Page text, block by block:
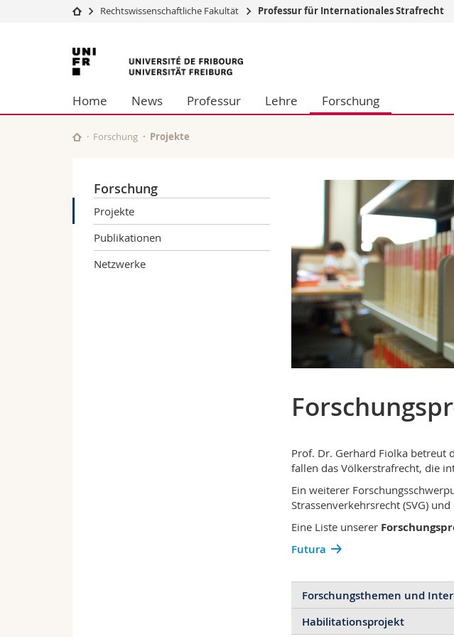
Universität
Studium
Forschung
Universität
Weiterbildung
Wirtschafts- und Sozialwissenschaftliche Fak.
Philosophische Fak.
Rechtswissenschaftliche Fakultät Professur für Internationales Strafrecht
Universität
Freiburg
Home News Professur Lehre Forschung
Forschung Projekte
Forschung
Projekte
Publikationen
Netzwerke
Prof. Dr. Gerhard Fiolka betreut
fallen das Völkerstrafrecht, die
Ein weiterer
Strassenverkehrsrecht (SVG)
Eine Liste unserer
Futura
Forschungsthemen und
Internationales Strafrecht
Habilitationsprojekt